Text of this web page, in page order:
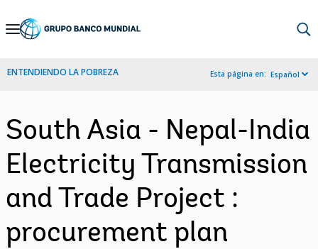
Skip
Navigation
ENTENDIENDO LA POBREZA Esta página en: Español
South Asia - Nepal-India
Electricity Transmission
and Trade Project :
procurement plan